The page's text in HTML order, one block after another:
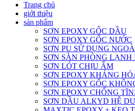
Trang chủ
giới thiệu
sản phẩm
SƠN EPOXY GỐC DẦU
SƠN EPOXY GỐC NƯỚC
SƠN PU SỬ DỤNG
SƠN SÀN PHÒNG LẠNH
SƠN LÓT CHỊU ẨM
SƠN EPOXY KHÁNG
SƠN EPOXY GỐC
SƠN EPOXY CHỐNG
SƠN DẦU ALKYD HỆ